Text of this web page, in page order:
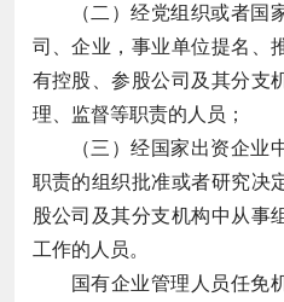
（二）经党组织或者国
司、企业，事业单位提名、
有控股、参股公司及其分支
理、监督等职责的人员；
（三）经国家出资企业
职责的组织批准或者研究决
股公司及其分支机构中从事
工作的人员。
国有企业管理人员任免